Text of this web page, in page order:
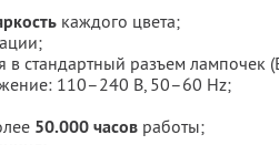
каждого цвета;
в стандартный разъем лампочек
110–240 В, 50–60 Hz;
50.000 часов работы;